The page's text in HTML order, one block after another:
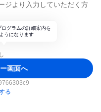
ジより入力していただく方
グラムの詳細案内を
うになります
画面へ
る